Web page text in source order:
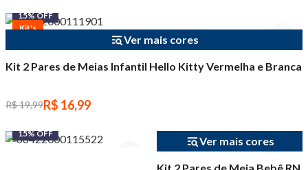
15% OFF
Kit's
Ver mais cores
Kit 2 Pares de Meias Infantil Hello Kitty Vermelha e Branca
R$ 19,99R$ 16,99
15% OFF
Exclusivo site
Kit's
Ver mais cores